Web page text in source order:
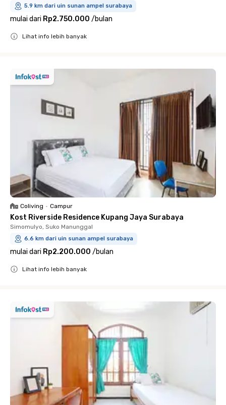
5.9 km dari uin sunan ampel surabaya
mulai dari Rp2.750.000 /bulan
Lihat info lebih banyak
Coliving • Campur
Kost Riverside Residence Kupang Jaya Surabaya
Simomulyo, Suko Manunggal
6.6 km dari uin sunan ampel surabaya
mulai dari Rp2.200.000 /bulan
Lihat info lebih banyak